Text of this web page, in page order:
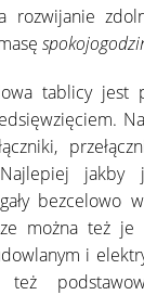
rozwijanie
tablicy jest
jakby
bezcelowo
można też
i
też